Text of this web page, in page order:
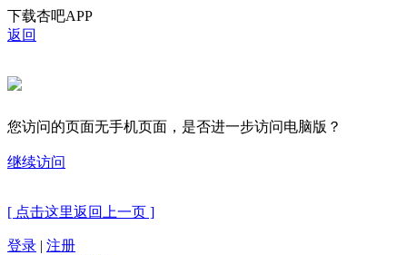
下载杏吧APP
返回
您访问的页面无手机页面，是否进一步访问电脑版？
继续访问
[ 点击这里返回上一页 ]
登录 | 注册